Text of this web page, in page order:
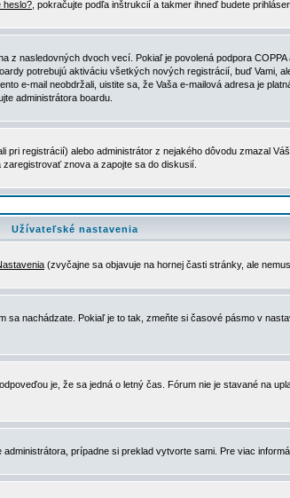
heslo? , pokračujte podľa inštrukcií a takmer ihneď budete
nasledovných dvoch vecí. Pokiaľ je povolená podpora COPPA
potrebujú aktiváciu všetkých nových registrácií, buď Vami,
e-mail neobdržali, uistite sa, že Vaša e-mailová adresa je
administrátora boardu.
registrácií) alebo administrátor z nejakého dôvodu zmazal
znova a zapojte sa do diskusií.
Užívateľské nastavenia
(zvyčajne sa objavuje na hornej časti stránky, ale
nachádzate. Pokiaľ je to tak, zmeňte si časové pásmo v
je, že sa jedná o letný čas. Fórum nie je stavané na
prípadne si preklad vytvorte sami. Pre viac